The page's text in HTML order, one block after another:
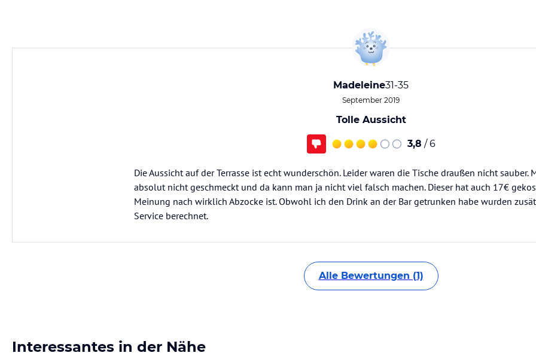
Madeleine31-35
September 2019
Tolle Aussicht
3,8 / 6
Die Aussicht auf der Terrasse ist echt wunderschön. Leider waren die Tische draußen nicht sauber.
absolut nicht geschmeckt und da kann man ja nicht viel falsch machen. Dieser hat auch 17€
Meinung nach wirklich Abzocke ist. Obwohl ich den Drink an der Bar getrunken habe wurden
Service berechnet.
Alle Bewertungen (1)
Interessantes in der Nähe